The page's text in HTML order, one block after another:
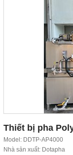
Thiết bị pha
Model: DDTP-AP4000
Nhà sản xuất: Dotapha